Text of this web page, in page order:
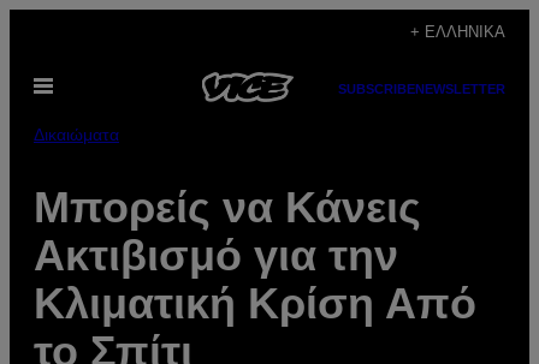
περιεχόμενο
+ ΕΛΛΗΝΙΚΆ
Ανοίξτε
SUBSCRIBENEWSLETTER
Δικαιώματα
Μπορείς να Κάνεις
Ακτιβισμό για την
Κλιματική Κρίση Από
το Σπίτι